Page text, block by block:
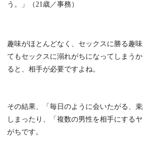
う。」（21歳／事務）
趣味がほとんどなく、セックスに勝る趣
てもセックスに溺れがちになってしまう
ると、相手が必要ですよね。
その結果、「毎日のように会いたがる、
しまったり、「複数の男性を相手にする
がちです。